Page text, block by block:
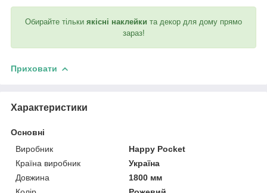
Обирайте тільки якісні наклейки та декор для дому прямо
зараз!
Приховати
Характеристики
Основні
Виробник
Happy Pocket
Країна виробник
Україна
Довжина
1800 мм